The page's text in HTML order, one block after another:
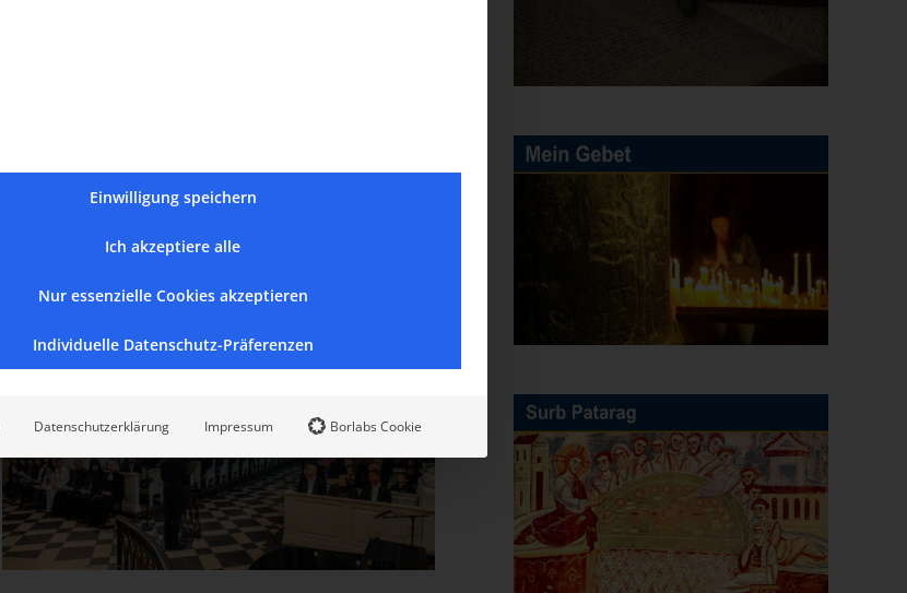
Einwilligung speichern
Ich akzeptiere alle
Nur essenzielle Cookies akzeptieren
Individuelle Datenschutz-Präferenzen
Datenschutzerklärung Impressum Borlabs Cookie